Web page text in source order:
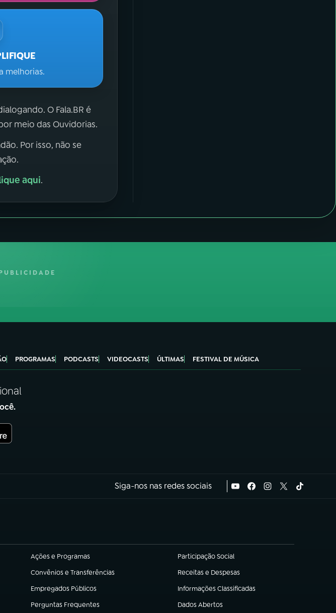
melhorias.
O Fala.BR é
meio das Ouvidorias.
Por isso, não se
aqui.
PROGRAMAS PODCASTS VIDEOCASTS ÚLTIMAS FESTIVAL DE MÚSICA
Siga-nos nas redes sociais
Ações e Programas
(abre em nova aba) Participação Social
(abre em nova aba)
Convênios e Transferências
(abre em nova aba) Receitas e Despesas
(abre em nova aba)
Empregados Públicos
(abre em nova aba) Informações Classificadas
(abre em nova aba)
Perguntas Frequentes
(abre em nova aba) Dados Abertos
(abre em nova aba)